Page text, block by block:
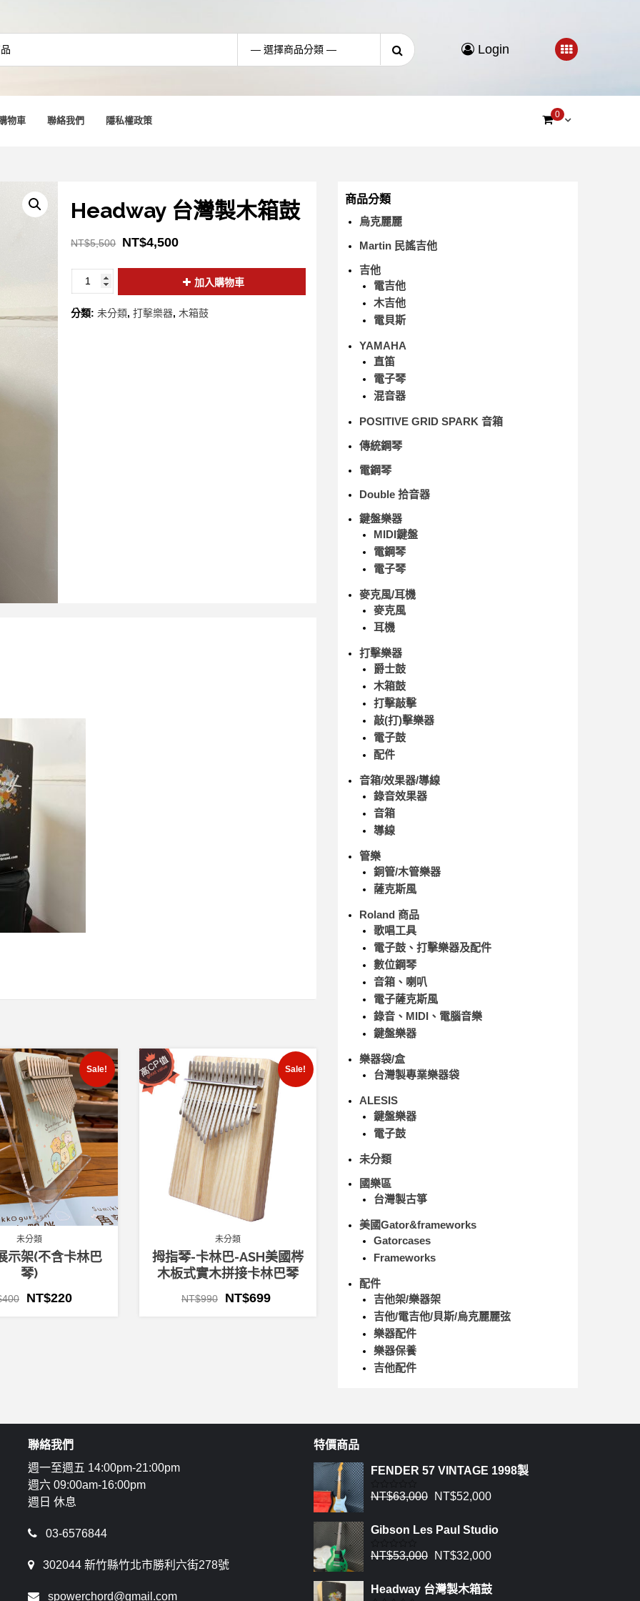
Login
物車 聯絡我們 隱私權政策
0
Headway 台灣製木箱鼓
NT$5,500 NT$4,500
加入購物車
分類:未分類,打擊樂器, 木箱鼓
Sale!
未分類
示架(不含卡林巴
琴)
400 NT$220
Sale!
未分類
拇指琴-卡林巴-ASH美國梣
木板式實木拼接卡林巴琴
NT$990 NT$699
商品分類
烏克麗麗
Martin 民謠吉他
吉他
電吉他
木吉他
電貝斯
YAMAHA
直笛
電子琴
混音器
POSITIVE GRID SPARK 音箱
傳統鋼琴
電鋼琴
Double 拾音器
鍵盤樂器
MIDI鍵盤
電鋼琴
電子琴
麥克風/耳機
麥克風
耳機
打擊樂器
爵士鼓
木箱鼓
打擊敲擊
敲(打)擊樂器
電子鼓
配件
音箱/效果器/導線
錄音效果器
音箱
導線
管樂
銅管/木管樂器
薩克斯風
Roland 商品
歌唱工具
電子鼓、打擊樂器及配件
數位鋼琴
音箱、喇叭
電子薩克斯風
錄音、MIDI、電腦音樂
鍵盤樂器
樂器袋/盒
台灣製專業樂器袋
ALESIS
鍵盤樂器
電子鼓
未分類
國樂區
台灣製古箏
美國Gator&frameworks
Gatorcases
Frameworks
配件
吉他架/樂器架
吉他/電吉他/貝斯/烏克麗麗弦
樂器配件
樂器保養
吉他配件
聯絡我們
週一至週五 14:00pm-21:00pm
週六 09:00am-16:00pm
週日 休息
03-6576844
302044 新竹縣竹北市勝利六街278號
spowerchord@gmail.com
特價商品
FENDER 57 VINTAGE 1998製
評
分
NT$63,000 NT$52,000
Gibson Les Paul Studio
評
分
NT$53,000 NT$32,000
Headway 台灣製木箱鼓